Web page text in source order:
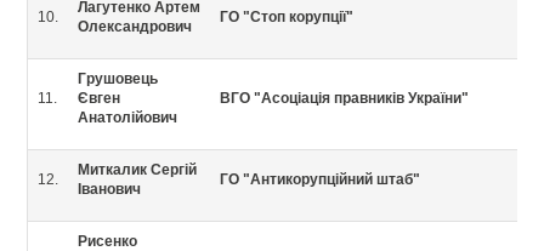
10.
Лагутенко Артем
Олександрович
ГО "Стоп корупції"
11.
Грушовець
Євген
Анатолійович
ВГО "Асоціація правників України"
12.
Миткалик Сергій
Іванович
ГО "Антикорупційний штаб"
Рисенко